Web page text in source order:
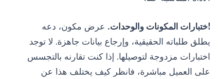
اختبارات المكونات والوحدات. عرض مكون، دعه
يطلق طلباته الحقيقية، وإرجاع بيانات جاهزة. لا توجد
اختبارات مزدوجة لتوصيلها. إذا كنت تقارنه بالتجسس
على العميل مباشرة، فانظر كيف يختلف هذا عن